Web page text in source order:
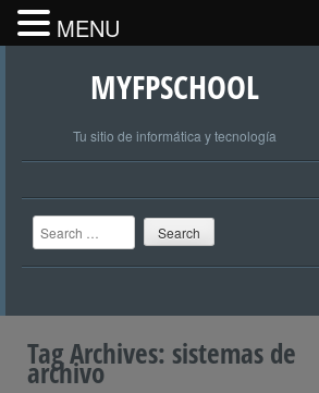
MYFPSCHOOL
Tu sitio de informática y tecnología
Search
Tag Archives: sistemas de
archivo
MENU